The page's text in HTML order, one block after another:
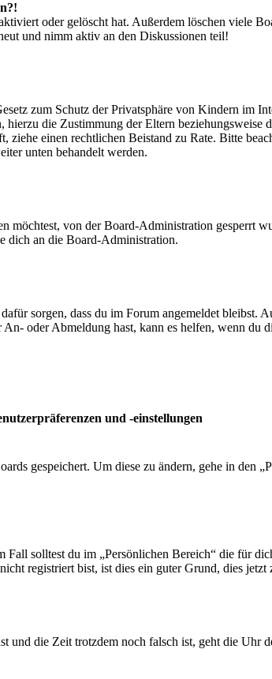
oder gelöscht hat. Außerdem löschen viele
und nimm aktiv an den Diskussionen teil!
zum Schutz der Privatsphäre von Kindern im
die Zustimmung der Eltern beziehungsweise
einen rechtlichen Beistand zu Rate. Bitte
unten behandelt werden.
möchtest, von der Board-Administration gesperrt
dich an die Board-Administration.
sorgen, dass du im Forum angemeldet bleibst.
oder Abmeldung hast, kann es helfen, wenn du
und -einstellungen
gespeichert. Um diese zu ändern, gehe in den
solltest du im „Persönlichen Bereich“ die für
registriert bist, ist dies ein guter Grund, dies jetzt
und die Zeit trotzdem noch falsch ist, geht die